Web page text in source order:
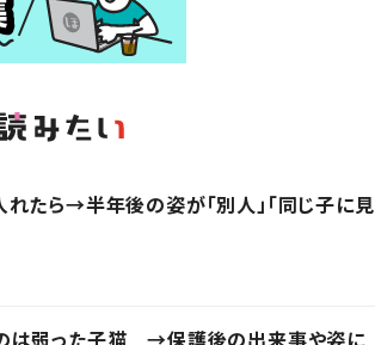
たら→半年後の姿が「別人」「同じ子に見